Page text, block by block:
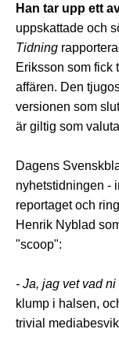
Han tar upp ett
uppskattade och
Tidning
Eriksson som fick
affären. Den
versionen som
är giltig som
Dagens
nyhetstidningen -
reportaget och
Henrik Nyblad
"scoop":
- Ja, jag vet vad ni
klump i halsen,
trivial